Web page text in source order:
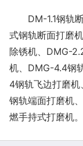
DM-1.1钢轨断
式钢轨断面打磨
除锈机、DMG-
机、DMG-4.4钢
4钢轨飞边打磨
钢轨端面打磨机
燃手持式打磨机。